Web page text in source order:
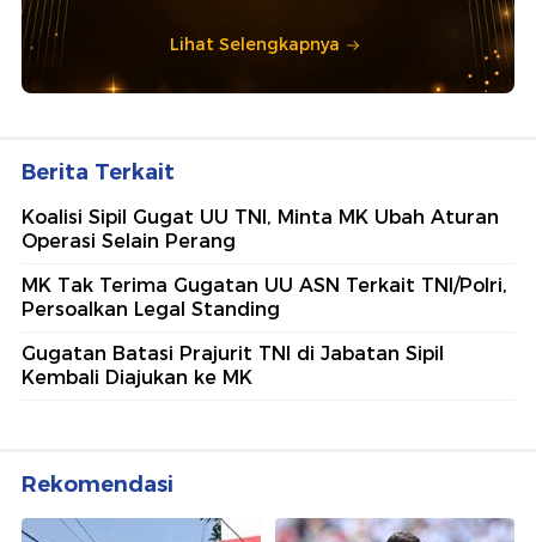
Lihat Selengkapnya
Berita Terkait
Koalisi Sipil Gugat UU TNI, Minta MK Ubah Aturan
Operasi Selain Perang
MK Tak Terima Gugatan UU ASN Terkait TNI/Polri,
Persoalkan Legal Standing
Gugatan Batasi Prajurit TNI di Jabatan Sipil
Kembali Diajukan ke MK
Rekomendasi